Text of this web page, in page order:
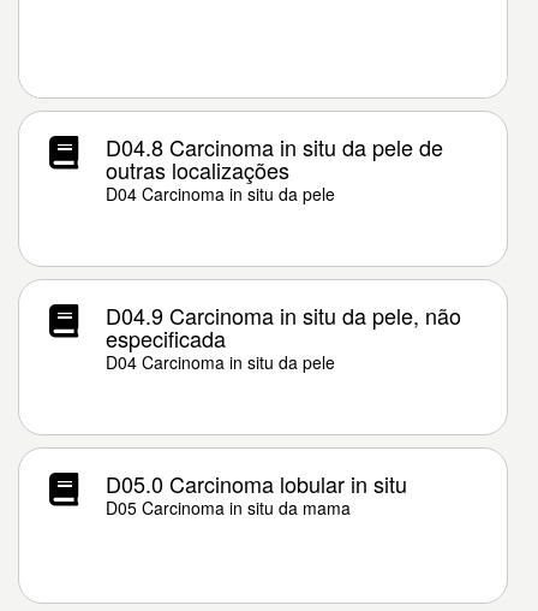
D04.8 Carcinoma in situ da pele de
outras localizações
D04 Carcinoma in situ da pele
D04.9 Carcinoma in situ da pele, não
especificada
D04 Carcinoma in situ da pele
D05.0 Carcinoma lobular in situ
D05 Carcinoma in situ da mama